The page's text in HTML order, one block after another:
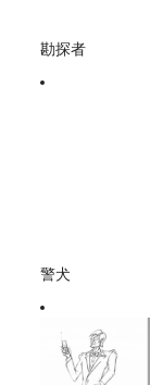
勘探者
警犬